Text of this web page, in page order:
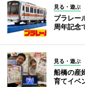
見る・遊ぶ
プラレ
周年記念
見る・遊ぶ
船橋の産
育てイベ